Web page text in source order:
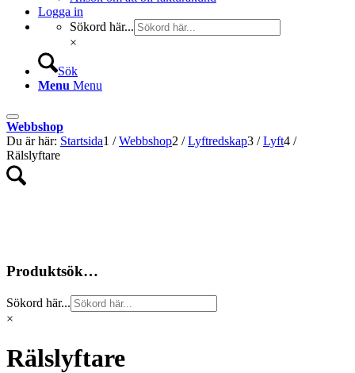
Logga in
Sökord här...
×
Sök
Menu Menu
Webbshop
Du är här: Startsida1 / Webbshop2 / Lyftredskap3 / Lyft4 /
Rälslyftare
Produktsök…
Sökord här...
×
Rälslyftare